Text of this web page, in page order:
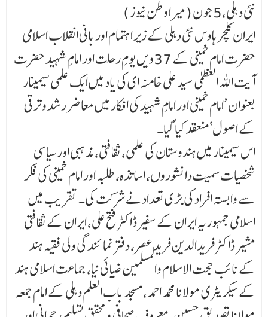
نئی دہلی،5 جون (میرا وطن نیوز )
ایران کلچر ہاوس نئی دہلی کے زیر اہتمام اور بانی انقلاب اسلامی
حضرت امام خمینی کے 37ویں یومِ رحلت اور امامِ شہید حضرت
آیت اللہ العظمیٰ سید علی خامنہ ای کی یاد میں ایک علمی سیمینار
بعنوان ’امام خمینی اور امامِ شہید کی افکار میں معاضر رشد و ترقی
کے اصول‘ منعقد کیا گیا۔
اس سیمینار میں ہندوستان کی علمی، ثقافتی، مذہبی اور سیاسی
شخصیات سمیت دانشوروں، اساتذہ، طلبہ اور امام خمینی کی فکر
سے وابستہ افراد کی بڑی تعداد نے شرکت کی۔ تقریب میں
اسلامی جمہوریہ ایران کے سفیر ڈاکٹر فتح علی، ایران کے ثقافتی
مشیر ڈاکٹر فریدالدین فرید عصر، دفتر نمائندگی ولی فقیہ ہند
کے نا ئب حجت الاسلام والمسلمین ضیائی نیا، جماعت اسلامی ہند
کے سیکریٹری مولانا محمد احمد، مسجد باب العلم دہلی کے امام جمعہ